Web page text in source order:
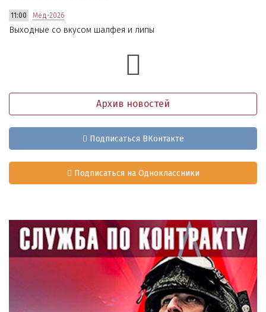
11:00 Мёд-2026
Выходные со вкусом шалфея и липы
Архив новостей
Подписаться ВКонтакте
Подписаться на Одноклассники